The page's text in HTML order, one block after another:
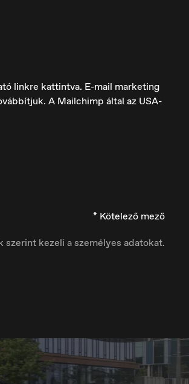
linkre kattintva. E-mail marketing
A Mailchimp által az USA-
* Kötelező mező
szerint kezeli a személyes adatokat.